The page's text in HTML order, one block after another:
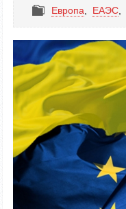
Европа
ЕАЭС